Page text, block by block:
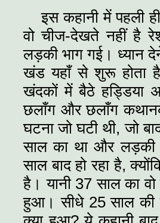
इस कहानी में पहली
वो चीज-देखते नहीं है
लड़की भाग गई। ध्‍यान
खंड यहाँ से शुरू होता है
खंदकों में बैठे हड्डिया
छलाँग और छलाँग
घटना जो घटी थी, जो
साल का था और लड़की
साल बाद हो रहा है,
है। यानी 37 साल का
हुआ। सीधे 25 साल की